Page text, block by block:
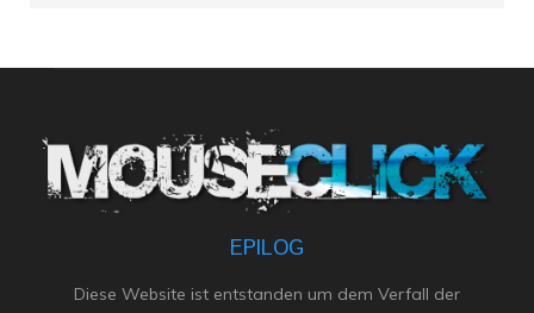
EPILOG
Diese Website ist entstanden um dem Verfall der